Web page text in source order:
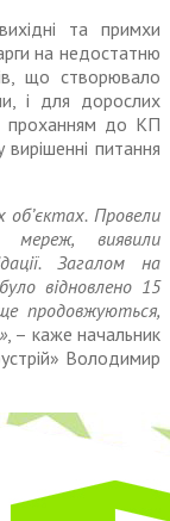
та примхи
на недостатню
що створювало
і для дорослих
з проханням до КП
питання
Провели
мереж, виявили
Загалом на
відновлено 15
продовжуються,
, – каже начальник
Володимир